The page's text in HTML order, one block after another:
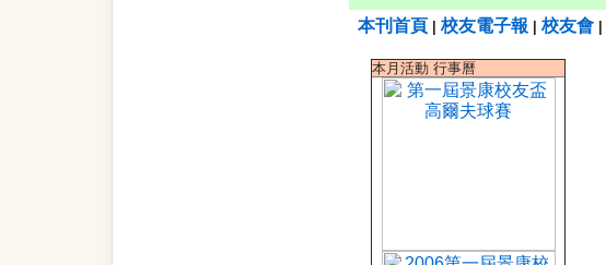
本刊首頁 校友電子報 校友會
本月活動 行事曆